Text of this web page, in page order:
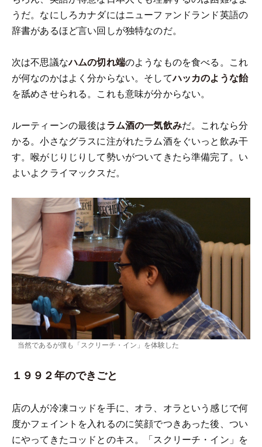
うだ。なにしろカナダにはニューファンドランド英語の
辞書があるほど言い回しが独特なのだ。
次は不思議なハムの切れ端のようなものを食べる。これ
が何なのかはよく分からない。そしてハッカのような飴
を舐めさせられる。これも意味が分からない。
ルーティーンの最後はラム酒の一気飲みだ。これなら分
かる。小さなグラスに注がれたラム酒をぐいっと飲み干
す。喉がじりじりして勢いがついてきたら準備完了。い
よいよクライマックスだ。
当然であるが僕も「スクリーチ・イン」を体験した
１９９２年のできごと
店の人が冷凍コッドを手に、オラ、オラという感じで何
度かフェイントを入れるのに笑顔でつきあった後、つい
にやってきたコッドとのキス。「スクリーチ・イン」を